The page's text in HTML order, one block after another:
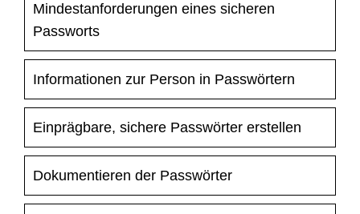
Mindestanforderungen eines sicheren
Passworts
Informationen zur Person in Passwörtern
Einprägbare, sichere Passwörter erstellen
Dokumentieren der Passwörter